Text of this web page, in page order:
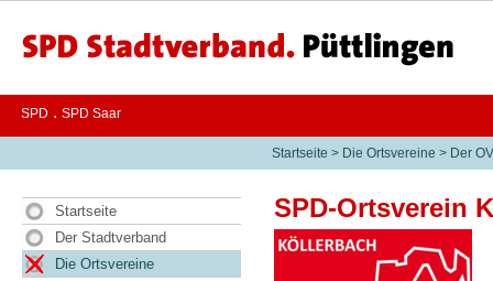
SPD . SPD Saar
Startseite > Die Ortsvereine > Der
Startseite
Der Stadtverband
Die Ortsvereine
SPD-Ortsverein